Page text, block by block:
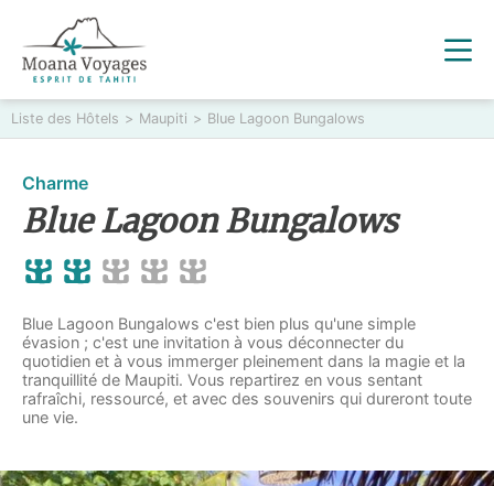
Liste des Hôtels > Maupiti > Blue Lagoon Bungalows
Charme
Blue Lagoon Bungalows
Blue Lagoon Bungalows c'est bien plus qu'une simple
évasion ; c'est une invitation à vous déconnecter du
quotidien et à vous immerger pleinement dans la magie et la
tranquillité de Maupiti. Vous repartirez en vous sentant
rafraîchi, ressourcé, et avec des souvenirs qui dureront toute
une vie.